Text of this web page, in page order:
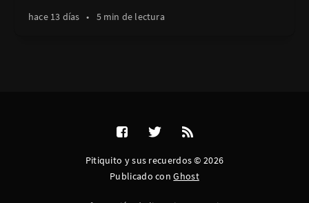
hace 13 días • 5 min de lectura
Pitiquito y sus recuerdos © 2026
Publicado conGhost